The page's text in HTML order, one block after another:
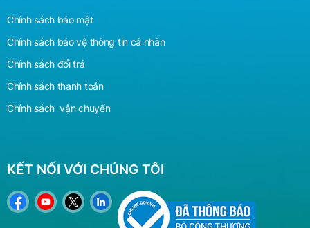
Chính sách bảo mật
Chính sách bảo vệ thông tin cá nhân
Chính sách đổi trả
Chính sách thanh toán
Chính sách vận chuyển
KẾT NỐI VỚI CHÚNG TÔI